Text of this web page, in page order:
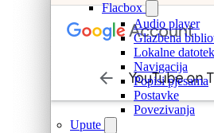
Flacbox
Audio player
Glazbena
Lokalne
Navigacija
Popisi pjesama
Postavke
Povezivanja
Upute